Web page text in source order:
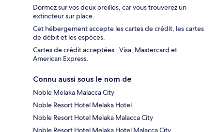
Dormez sur vos deux oreilles, car vous trouverez un
extincteur sur place.
Cet hébergement accepte les cartes de crédit, les cartes
de débit et les espèces.
Cartes de crédit acceptées : Visa, Mastercard et
American Express.
Connu aussi sous le nom de
Noble Melaka Malacca City
Noble Resort Hotel Melaka Hotel
Noble Resort Hotel Melaka Malacca City
Noble Resort Hotel Melaka Hotel Malacca City